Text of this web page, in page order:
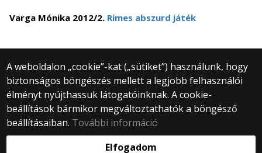
Varga Mónika 2012/2. Rímes abszurd játék
A weboldalon „cookie”-kat („sütiket”) használunk, hogy
biztonságos böngészés mellett a legjobb felhasználói
élményt nyújthassuk látogatóinknak. A cookie-
beállítások bármikor megváltoztathatók a böngésző
beállításaiban. További információ
Elfogadom
© 2025 Eötvös Loránd Tudományegyetem
Minden jog fenntartva.
1053 Budapest, Egyetem tér 1–3.
Központi telefonszám: +36 1 411 6500
Webfejlesztés: